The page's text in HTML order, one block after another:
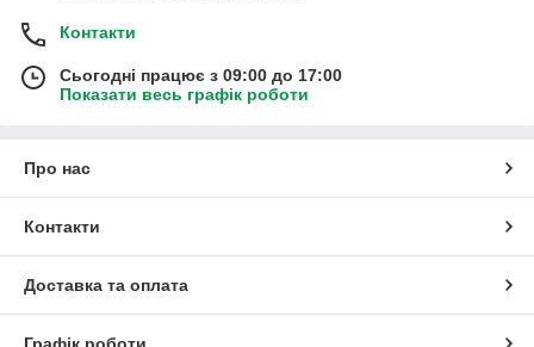
Контакти
Сьогодні працює з 09:00 до 17:00
Показати весь графік роботи
Про нас
Контакти
Доставка та оплата